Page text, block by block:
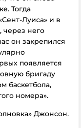
Тогда
Луиса» и в
через него
он закрепился
появляется
бригаду
баскетбола,
номера».
Джонсон.